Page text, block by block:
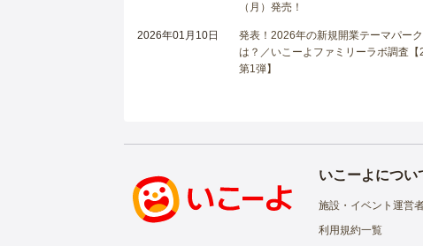
（月）発売！
2026年01月10日
発表！2026年の新規開業テーマパー
は？／いこーよファミリーラボ調査
第1弾】
いこーよについ
施設・イベント運営
利用規約一覧